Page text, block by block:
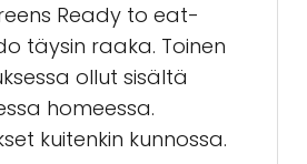
Ready to eat-
täysin raaka. Toinen
ollut sisältä
homeessa.
kuitenkin kunnossa.